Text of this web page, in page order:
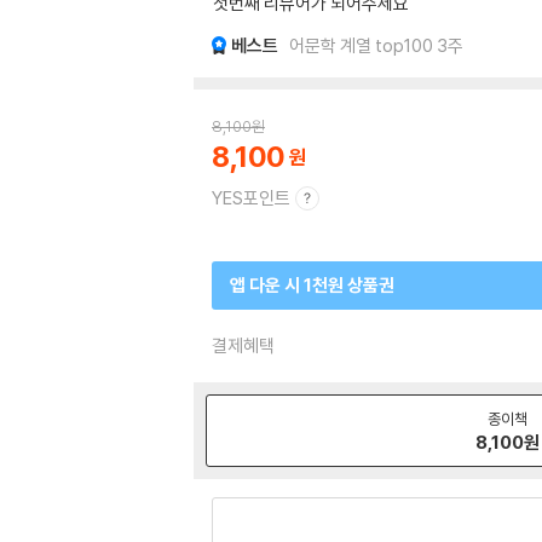
베스트 어문학 계열 top100 3주
8,100원
8,100
YES포인트
앱 다운 시 1천원 상품권
결제혜택
종이책
8,100원